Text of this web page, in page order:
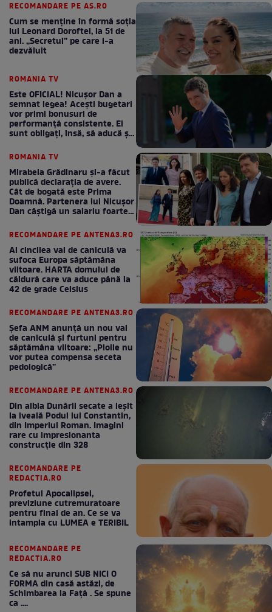
RECOMANDARE PE AS.RO
Cum se menţine în formă soţia
lui Leonard Doroftei, la 51 de
ani. „Secretul” pe care l-a
dezvăluit
ROMANIA TV
Este OFICIAL! Nicușor Dan a
semnat legea! Acești bugetari
vor primi bonusuri de
performanță consistente. Ei
sunt obligați, însă, să aducă și
ROMANIA TV
Mirabela Grădinaru și-a făcut
publică declarația de avere.
Cât de bogată este Prima
Doamnă. Partenera lui Nicușor
Dan câștigă un salariu foarte
RECOMANDARE PE ANTENA3.RO
Al cincilea val de caniculă va
sufoca Europa săptămâna
viitoare. HARTA domului de
căldură care va aduce până la
42 de grade Celsius
RECOMANDARE PE ANTENA3.RO
Șefa ANM anunță un nou val
de caniculă și furtuni pentru
săptămâna viitoare: „Ploile nu
vor putea compensa seceta
pedologică”
RECOMANDARE PE ANTENA3.RO
Din albia Dunării secate a ieșit
la iveală Podul lui Constantin,
din Imperiul Roman. Imagini
rare cu impresionanta
construcție din 328
RECOMANDARE PE
REDACTIA.RO
Profetul Apocalipsei,
previziune cutremuratoare
pentru final de an. Ce se va
intampla cu LUMEA e TERIBIL
RECOMANDARE PE
REDACTIA.RO
Ce să nu arunci SUB NICI O
FORMA din casă astăzi, de
Schimbarea la Față . Se spune
ca ....